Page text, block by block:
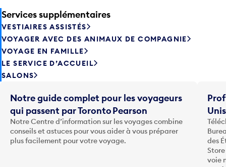
Services supplémentaires
VESTIAIRES ASSISTÉS
VOYAGER AVEC DES ANIMAUX DE COMPAGNIE
VOYAGE EN FAMILLE
LE SERVICE D’ACCUEIL
SALONS
Notre guide complet pour les voyageurs
qui passent par Toronto Pearson
Notre Centre d’information sur les voyages combine
conseils et astuces pour vous aider à vous préparer
plus facilement pour votre voyage.
des
voie